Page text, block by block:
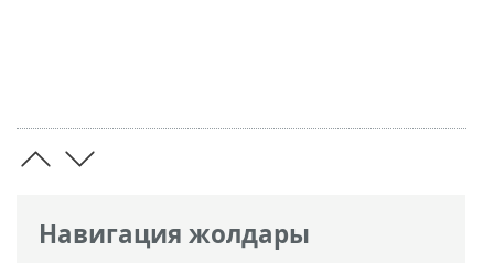
Навигация жолдары